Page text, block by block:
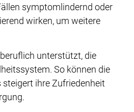
symptomlindernd oder
wirken, um weitere
unterstützt, die
So können die
steigert ihre Zufriedenheit